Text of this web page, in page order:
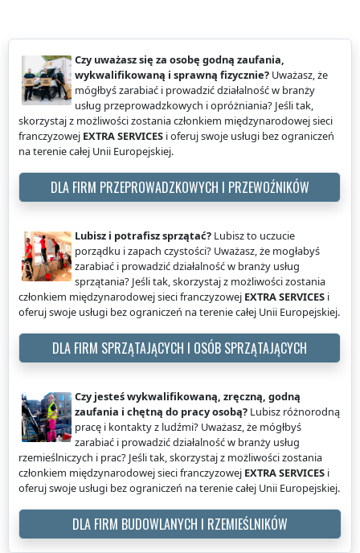
Czy uważasz się za osobę godną zaufania,
wykwalifikowaną i sprawną fizycznie? Uważasz, że
mógłbyś zarabiać i prowadzić działalność w branży
usług przeprowadzkowych i opróżniania? Jeśli tak,
skorzystaj z możliwości zostania członkiem międzynarodowej sieci
franczyzowej EXTRA SERVICES i oferuj swoje usługi bez ograniczeń
na terenie całej Unii Europejskiej.
DLA FIRM PRZEPROWADZKOWYCH I PRZEWOŹNIKÓW
Lubisz i potrafisz sprzątać? Lubisz to uczucie
porządku i zapach czystości? Uważasz, że mogłabyś
zarabiać i prowadzić działalność w branży usług
sprzątania? Jeśli tak, skorzystaj z możliwości zostania
członkiem międzynarodowej sieci franczyzowej EXTRA SERVICES i
oferuj swoje usługi bez ograniczeń na terenie całej Unii Europejskiej.
DLA FIRM SPRZĄTAJĄCYCH I OSÓB SPRZĄTAJĄCYCH
Czy jesteś wykwalifikowaną, zręczną, godną
zaufania i chętną do pracy osobą? Lubisz różnorodną
pracę i kontakty z ludźmi? Uważasz, że mógłbyś
zarabiać i prowadzić działalność w branży usług
rzemieślniczych i prac? Jeśli tak, skorzystaj z możliwości zostania
członkiem międzynarodowej sieci franczyzowej EXTRA SERVICES i
oferuj swoje usługi bez ograniczeń na terenie całej Unii Europejskiej.
DLA FIRM BUDOWLANYCH I RZEMIEŚLNIKÓW